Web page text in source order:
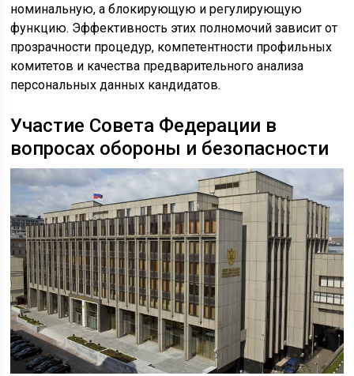
номинальную, а блокирующую и регулирующую
функцию. Эффективность этих полномочий зависит от
прозрачности процедур, компетентности профильных
комитетов и качества предварительного анализа
персональных данных кандидатов.
Участие Совета Федерации в
вопросах обороны и безопасности